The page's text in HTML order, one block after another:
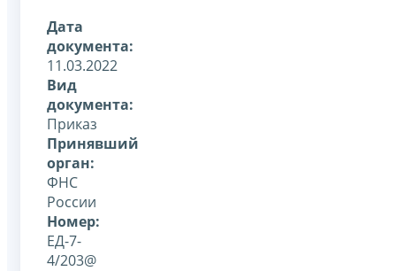
Дата
документа:
11.03.2022
Вид
документа:
Приказ
Принявший
орган:
ФНС
России
Номер:
ЕД-7-
4/203@